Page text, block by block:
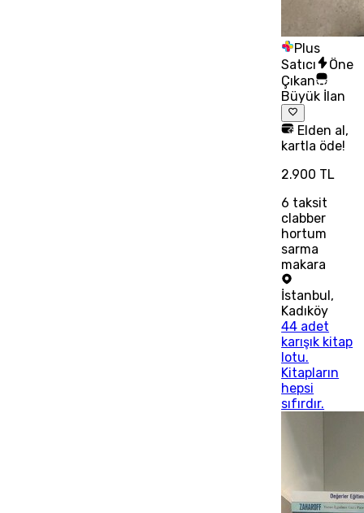
Plus
Satıcı
Öne
Çıkan
Büyük İlan
Elden al,
kartla öde!
2.900 TL
6 taksit
clabber
hortum
sarma
makara
İstanbul ,
Kadıköy
44 adet
karışık kitap
lotu.
Kitapların
hepsi
sıfırdır.